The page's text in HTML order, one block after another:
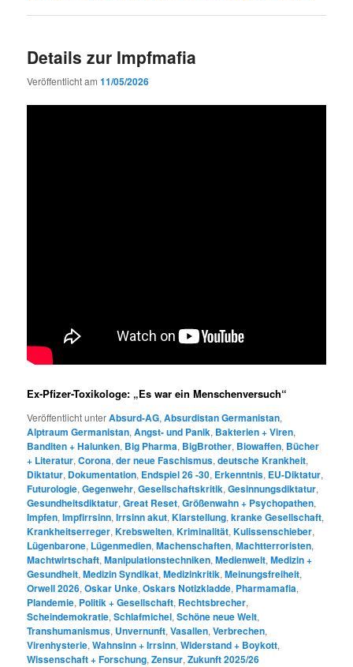
Details zur Impfmafia
Veröffentlicht am11/05/2026
Ex-Pfizer-Toxikologe: „Es war ein Menschenversuch“
Veröffentlicht unterAbsurd-AG,Absurdistan Germanistan,
Alptraum Germanistan,Angst- und Panik, Bakterien + Viren,
Banditen + Halunken, Big Pharma, BigBrother, Biowaffen, Bücher
+ Literatur,Corona,der neue Faschismus,deutsche Krankheit,
Diktatur, Dokumentation, Endspiel 26 -30, Erkenntnis, EU-Diktatur,
Futurologie,Gegenwehr,Gesellschaftskritik,Gesinnungsdiktatur,
Gesundheitsdiktatur,Great Reset,Größenwahn + Psychopathen,
Impfen,Impfirrsinn,Irrsinn akut,Klarstellung,kranke Gesellschaft,
Krankheitserreger,Krebswelten,Kriminalität,Kulissenschieber,
Lügenbarone, Lügenmedien,Machenschaften,Machtterroristen,
Machtwirtschaft,Manipulationstechniken,Medienwelt,Medizin +
Gesundheit,Medizin Syndikat,Medizinkritik,Meinungsfreiheit,
Orwell 2026,Oskar Unke,Oskars Notizkladde, Pharmamafia,
Plandemie, Politik + Gesellschaft, Rechtsbrecher,
Scheindemokratie,Schlafmichel,Schöne neue Welt,
Transhumanismus, Unvernunft,Vasallen,Verbrechen,
Virenhysterie,Wahnsinn + Irrsinn,Widerstand + Boykott,
Wissenschaft + Forschung,Zensur,Zukunft 2025/26